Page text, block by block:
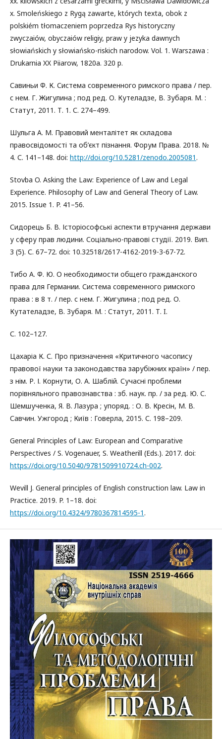
x. Smoleńskiego z Rygą zawarte, których texta, obok z
polskiém tłomaczeniem poprzedza Rys historyczny
zwyczaiów, obyczaiów religiy, praw y jezyka dawnych
słowiańskich y słowiańsko-riskich narodow. Vol. 1. Warszawa :
Drukarnia XX Piiarow, 1820a. 320 р.
Савиньи Ф. К. Система современного римского права / пер.
с нем. Г. Жигулина ; под ред. О. Кутеладзе, В. Зубаря. М. :
Статут, 2011. Т. 1. С. 274–499.
Шульга А. М. Правовий менталітет як складова
правосвідомості та об’єкт пізнання. Форум Права. 2018. №
4. С. 141–148. doi: http://doi.org/10.5281/zenodo.2005081.
Stovba O. Asking the Law: Experience of Law and Legal
Experience. Philosophy of Law and General Theory of Law.
2015. Issue 1. P. 41–56.
Сидорець Б. В. Історіософські аспекти втручання держави
у сферу прав людини. Соціально-правові студії. 2019. Вип.
3 (5). С. 67–72. doi: 10.32518/2617-4162-2019-3-67-72.
Тибо А. Ф. Ю. О необходимости общего гражданского
права для Германии. Система современного римского
права : в 8 т. / пер. с нем. Г. Жигулина ; под ред. О.
Кутателадзе, В. Зубаря. М. : Статут, 2011. Т. I.
С. 102–127.
Цахаріа К. С. Про призначення «Критичного часопису
правової науки та законодавства зарубіжних країн» / пер.
з нім. Р. І. Корнути, О. А. Шаблій. Сучасні проблеми
порівняльного правознавства : зб. наук. пр. / за ред. Ю. С.
Шемшученка, Я. В. Лазура ; упоряд. : О. В. Кресін, М. В.
Савчин. Ужгород ; Київ : Говерла, 2015. С. 198–209.
General Principles of Law: European and Comparative
Perspectives / S. Vogenauer, S. Weatherill (Eds.). 2017. doi:
https://doi.org/10.5040/9781509910724.ch-002.
Wevill J. General principles of English construction law. Law in
Practice. 2019. P. 1–18. doi:
https://doi.org/10.4324/9780367814595-1.